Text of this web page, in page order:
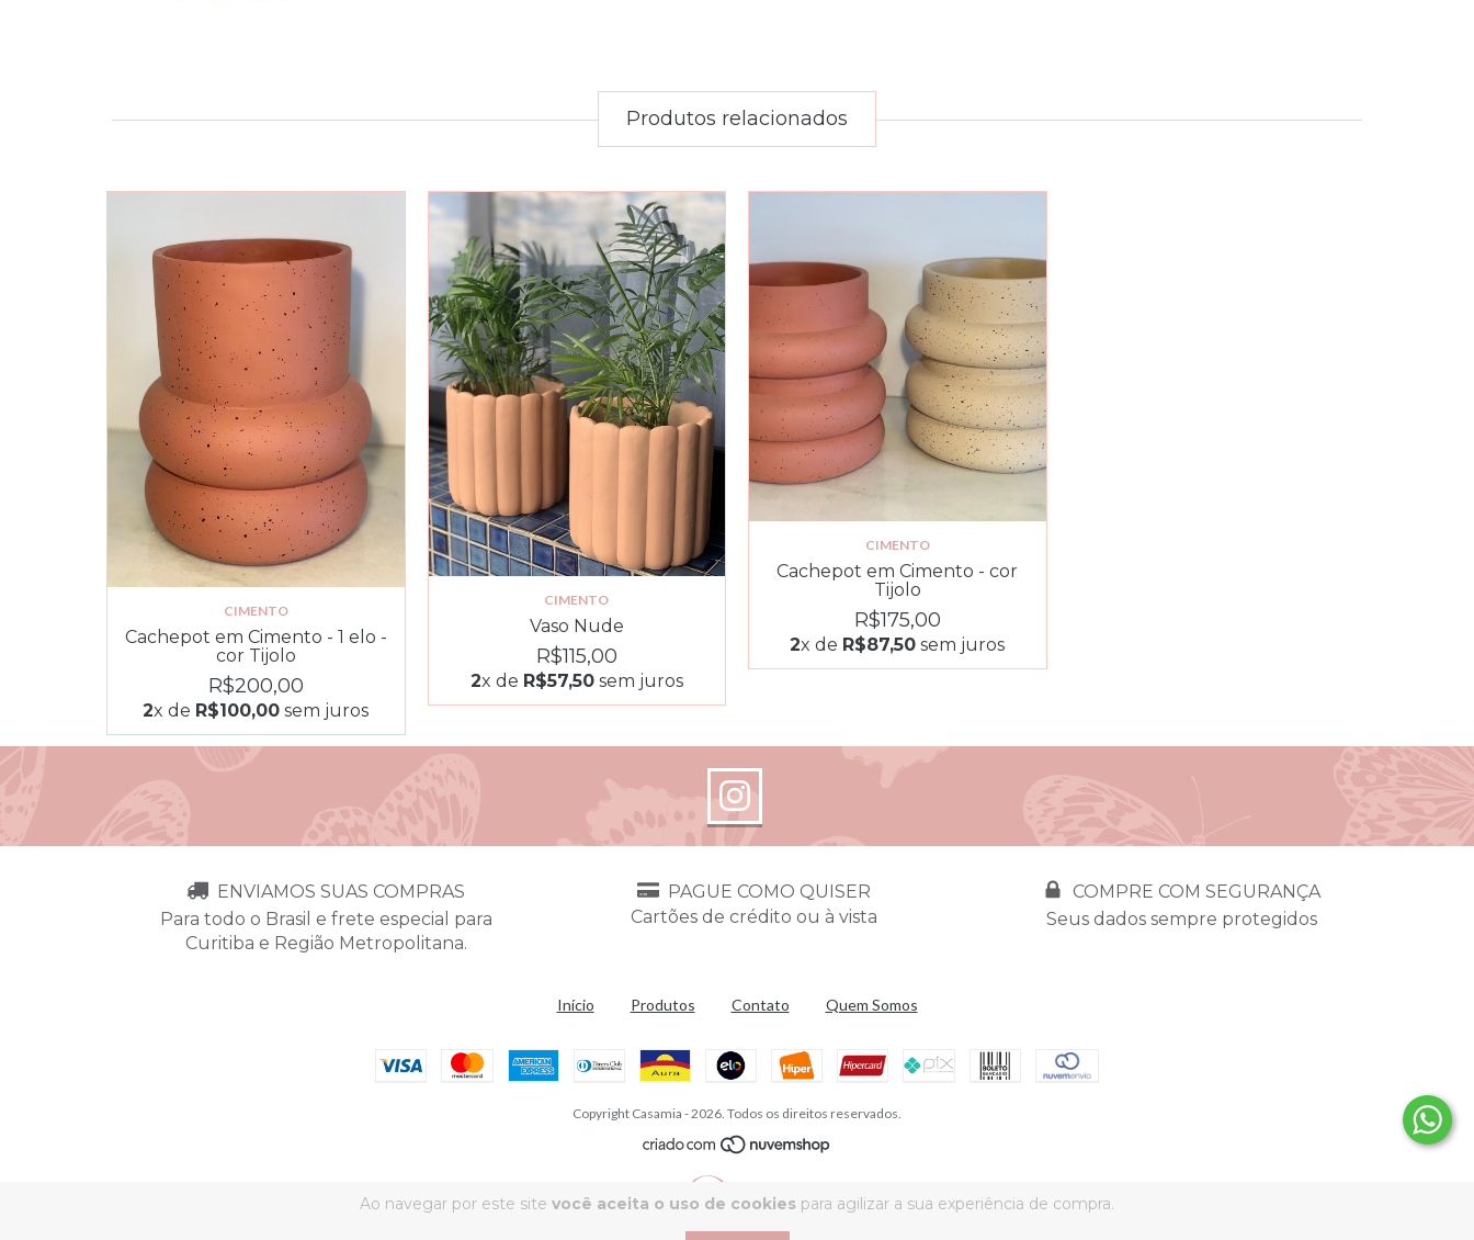
Ao navegar por este site você aceita o uso de cookies para agilizar a sua experiência de compra.
Produtos relacionados
CIMENTO
Cachepot em Cimento - 1 elo -
cor Tijolo
R$200,00
2x de R$100,00 sem juros
CIMENTO
Vaso Nude
R$115,00
2x de R$57,50sem juros
CIMENTO
Cachepot em Cimento - cor
Tijolo
R$175,00
2x de R$87,50 sem juros
ENVIAMOS SUAS COMPRAS
Para todo o Brasil e frete especial para
Curitiba e Região Metropolitana.
PAGUE COMO QUISER
Cartões de crédito ou à vista
COMPRE COM SEGURANÇA
Seus dados sempre protegidos
Início Produtos Contato Quem Somos
Copyright Casamia - 2026. Todos os direitos reservados.